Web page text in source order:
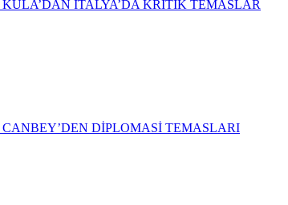
KULA’DAN İTALYA’DA KRİTİK TEMASLAR
CANBEY’DEN DİPLOMASİ TEMASLARI